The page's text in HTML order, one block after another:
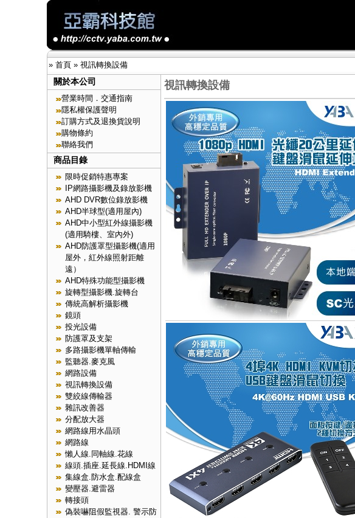
» 首頁» 視訊轉換設備
關於本公司
營業時間．交通指南
隱私權保護聲明
訂購方式及退換貨說明
購物條約
聯絡我們
商品目錄
限時促銷特惠專案
IP網路攝影機及錄放影機
AHD DVR數位錄放影機
AHD半球型(適用屋內)
AHD中小型紅外線攝影機
(適用騎樓、室內外)
AHD防護罩型攝影機(適用
屋外，紅外線照射距離
遠）
AHD特殊功能型攝影機
旋轉型攝影機.旋轉台
傳統高解析攝影機
鏡頭
投光設備
防護罩及支架
多路攝影機單軸傳輸
監聽器.麥克風
網路設備
視訊轉換設備
雙絞線傳輸器
雜訊改善器
分配放大器
網路線用水晶頭
網路線
懶人線.同軸線.花線
線頭.插座.延長線.HDMI線
集線盒.防水盒.配線盒
變壓器.避雷器
轉接頭
偽裝嚇阻假監視器. 警示防
視訊轉換設備